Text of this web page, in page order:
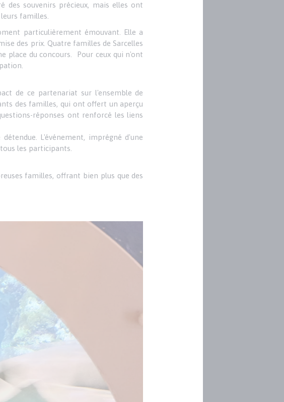
des souvenirs précieux, mais elles ont
familles.
particulièrement émouvant. Elle a
des prix. Quatre familles de Sarcelles
place du concours. Pour ceux qui n'ont
de ce partenariat sur l'ensemble de
des familles, qui ont offert un aperçu
réponses ont renforcé les liens
L'événement, imprégné d'une
les participants.
familles, offrant bien plus que des